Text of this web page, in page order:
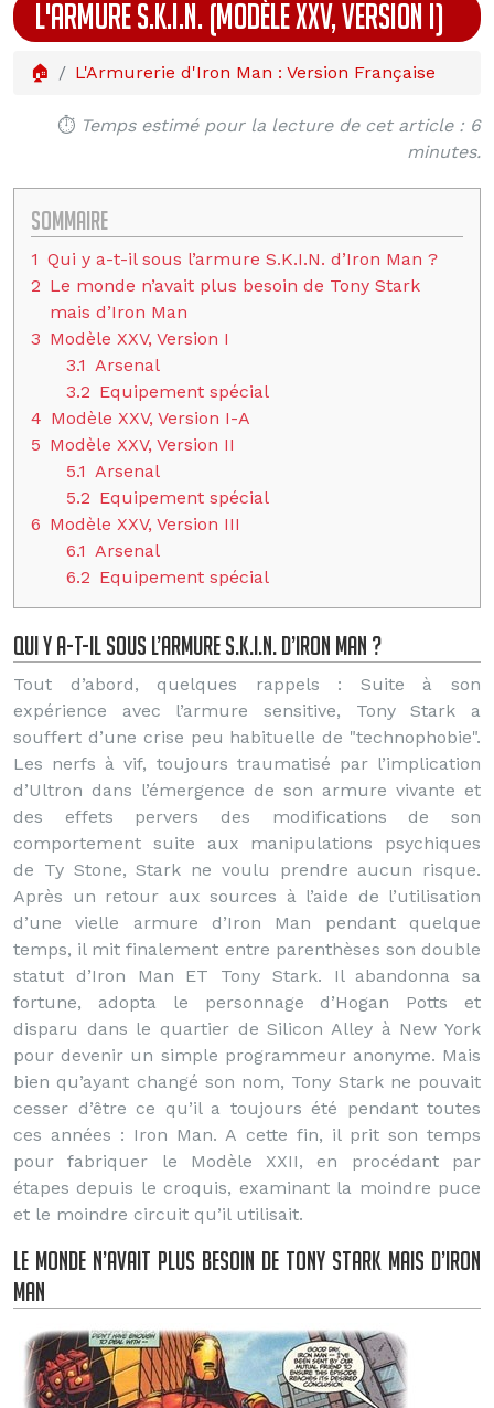
L'ARMURE S.K.I.N. (MODÈLE XXV, VERSION I)
🏠 L'Armurerie d'Iron Man : Version Française
⏱️ Temps estimé pour la lecture de cet article : 6
minutes.
Sommaire
1 Qui y a-t-il sous l’armure S.K.I.N. d’Iron Man ?
2 Le monde n’avait plus besoin de Tony Stark
mais d’Iron Man
3 Modèle XXV, Version I
3.1 Arsenal
3.2 Equipement spécial
4 Modèle XXV, Version I-A
5 Modèle XXV, Version II
5.1 Arsenal
5.2 Equipement spécial
6 Modèle XXV, Version III
6.1 Arsenal
6.2 Equipement spécial
Qui y a-t-il sous l’armure S.K.I.N. d’Iron Man ?
Tout d’abord, quelques rappels : Suite à son
expérience avec l’armure sensitive, Tony Stark a
souffert d’une crise peu habituelle de "technophobie".
Les nerfs à vif, toujours traumatisé par l’implication
d’Ultron dans l’émergence de son armure vivante et
des effets pervers des modifications de son
comportement suite aux manipulations psychiques
de Ty Stone, Stark ne voulu prendre aucun risque.
Après un retour aux sources à l’aide de l’utilisation
d’une vielle armure d’Iron Man pendant quelque
temps, il mit finalement entre parenthèses son double
statut d’Iron Man ET Tony Stark. Il abandonna sa
fortune, adopta le personnage d’Hogan Potts et
disparu dans le quartier de Silicon Alley à New York
pour devenir un simple programmeur anonyme. Mais
bien qu’ayant changé son nom, Tony Stark ne pouvait
cesser d’être ce qu’il a toujours été pendant toutes
ces années : Iron Man. A cette fin, il prit son temps
pour fabriquer le Modèle XXII, en procédant par
étapes depuis le croquis, examinant la moindre puce
et le moindre circuit qu’il utilisait.
Le monde n’avait plus besoin de Tony Stark mais d’Iron
Man